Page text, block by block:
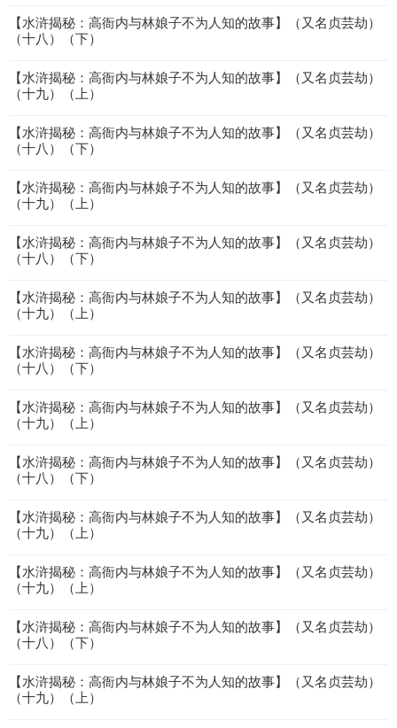
【水浒揭秘：高衙内与林娘子不为人知的故事】（又名贞芸劫）
（十八）（下）
【水浒揭秘：高衙内与林娘子不为人知的故事】（又名贞芸劫）
（十九）（上）
【水浒揭秘：高衙内与林娘子不为人知的故事】（又名贞芸劫）
（十八）（下）
【水浒揭秘：高衙内与林娘子不为人知的故事】（又名贞芸劫）
（十九）（上）
【水浒揭秘：高衙内与林娘子不为人知的故事】（又名贞芸劫）
（十八）（下）
【水浒揭秘：高衙内与林娘子不为人知的故事】（又名贞芸劫）
（十九）（上）
【水浒揭秘：高衙内与林娘子不为人知的故事】（又名贞芸劫）
（十八）（下）
【水浒揭秘：高衙内与林娘子不为人知的故事】（又名贞芸劫）
（十九）（上）
【水浒揭秘：高衙内与林娘子不为人知的故事】（又名贞芸劫）
（十八）（下）
【水浒揭秘：高衙内与林娘子不为人知的故事】（又名贞芸劫）
（十九）（上）
【水浒揭秘：高衙内与林娘子不为人知的故事】（又名贞芸劫）
（十九）（上）
【水浒揭秘：高衙内与林娘子不为人知的故事】（又名贞芸劫）
（十八）（下）
【水浒揭秘：高衙内与林娘子不为人知的故事】（又名贞芸劫）
（十九）（上）